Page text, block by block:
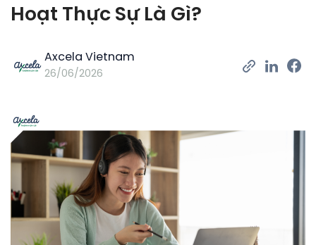
Hoạt Thực Sự Là Gì?
Axcela Vietnam
26/06/2026